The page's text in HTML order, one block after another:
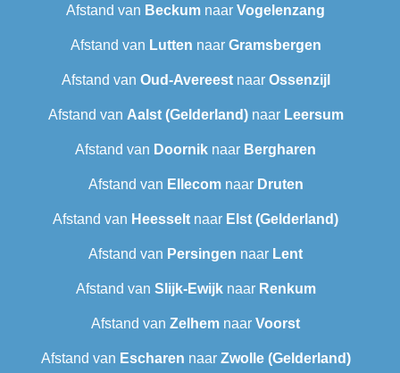
Afstand van Beckum naar Vogelenzang
Afstand van Lutten naar Gramsbergen
Afstand van Oud-Avereestnaar Ossenzijl
Afstand van Aalst (Gelderland)naar Leersum
Afstand van Doornik naar Bergharen
Afstand van Ellecomnaar Druten
Afstand van Heesselt naar Elst (Gelderland)
Afstand van Persingen naar Lent
Afstand van Slijk-Ewijknaar Renkum
Afstand van Zelhem naar Voorst
Afstand van Escharen naar Zwolle (Gelderland)